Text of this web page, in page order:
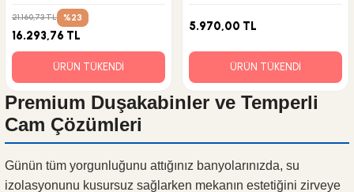
21.160,73 TL %23
16.293,76 TL
ÜRÜN TÜKENDİ
5.970,00 TL
ÜRÜN TÜKENDİ
Premium Duşakabinler ve Temperli
Cam Çözümleri
Günün tüm yorgunluğunu attığınız banyolarınızda, su
izolasyonunu kusursuz sağlarken mekanın estetiğini zirveye